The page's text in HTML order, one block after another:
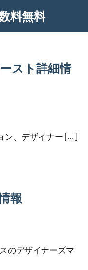
料無料
スト詳細情
ン、デザイナー […]
報
のデザイナーズマ